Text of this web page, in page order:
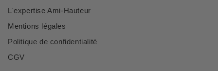
L'expertise Ami-Hauteur
Mentions légales
Politique de confidentialité
CGV